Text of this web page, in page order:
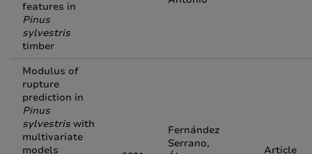
features in
Pinus
sylvestris
timber
Modulus of
rupture
prediction in
Pinus
sylvestris with
multivariate
models
Fernández
Serrano,
Article